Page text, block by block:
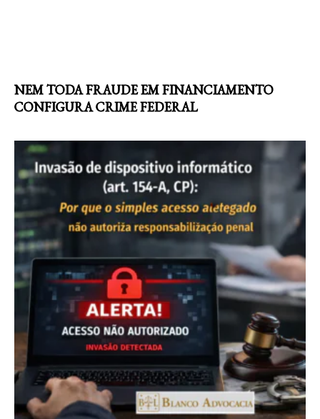
NEM TODA FRAUDE EM FINANCIAMENTO
CONFIGURA CRIME FEDERAL